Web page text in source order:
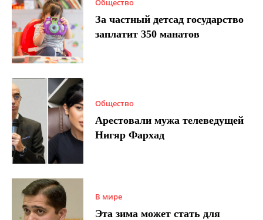
Общество
За частный детсад государство
заплатит 350 манатов
Общество
Арестовали мужа телеведущей
Нигяр Фархад
В мире
Эта зима может стать для